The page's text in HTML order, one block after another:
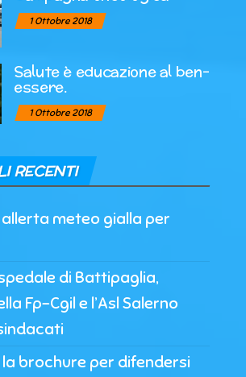
1 Ottobre 2018
Salute è educazione al ben-
essere.
1 Ottobre 2018
RECENTI
meteo gialla per
di Battipaglia,
Fp-Cgil e l’Asl Salerno
la brochure per difendersi